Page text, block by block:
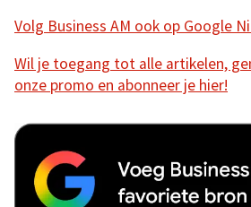
Volg Business AM ook op Google
Wil je toegang tot alle artikelen,
onze promo en abonneer je hier!